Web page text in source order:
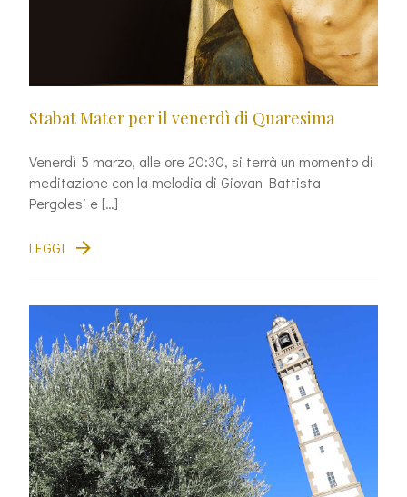
Stabat Mater per il venerdì di Quaresima
Venerdì 5 marzo, alle ore 20:30, si terrà un momento di
meditazione con la melodia di Giovan Battista
Pergolesi e […]
LEGGI